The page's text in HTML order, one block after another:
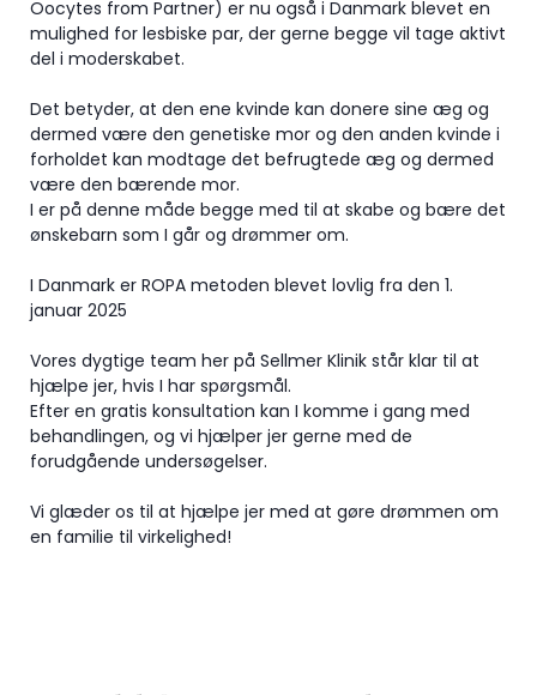
Oocytes from Partner) er nu også i Danmark blevet en
mulighed for lesbiske par, der gerne begge vil tage aktivt
del i moderskabet.
Det betyder, at den ene kvinde kan donere sine æg og
dermed være den genetiske mor og den anden kvinde i
forholdet kan modtage det befrugtede æg og dermed
være den bærende mor.
I er på denne måde begge med til at skabe og bære det
ønskebarn som I går og drømmer om.
I Danmark er ROPA metoden blevet lovlig fra den 1.
januar 2025
Vores dygtige team her på Sellmer Klinik står klar til at
hjælpe jer, hvis I har spørgsmål.
Efter en gratis konsultation kan I komme i gang med
behandlingen, og vi hjælper jer gerne med de
forudgående undersøgelser.
Vi glæder os til at hjælpe jer med at gøre drømmen om
en familie til virkelighed!